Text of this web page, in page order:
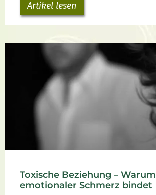
Artikel lesen
Toxische Beziehung – Warum
emotionaler Schmerz bindet